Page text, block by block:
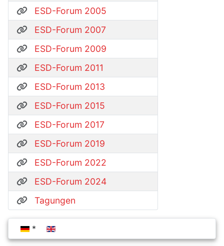
Sprache auswählen
ESD-Forum 2005
ESD-Forum 2007
ESD-Forum 2009
ESD-Forum 2011
ESD-Forum 2013
ESD-Forum 2015
ESD-Forum 2017
ESD-Forum 2019
ESD-Forum 2022
ESD-Forum 2024
Tagungen